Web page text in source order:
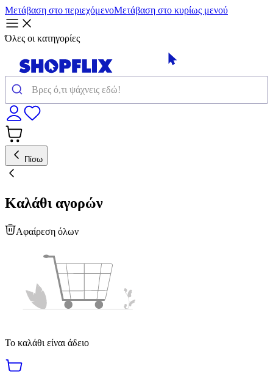
Μετάβαση στο περιεχόμενοΜετάβαση στο κυρίως μενού
Όλες οι κατηγορίες
Πίσω
Καλάθι αγορών
Αφαίρεση όλων
Το καλάθι είναι άδειο